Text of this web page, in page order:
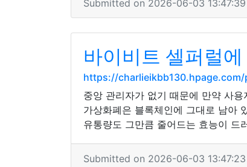
Submitted on 2026-06-03 13:47:39
바이비트 셀퍼럴
https://charlieikbb130.hpage.com/
중앙 관리자가 없기 때문에 만약 사
가상화폐은 블록체인에 그대로 남아
유통량도 그만큼 줄어드는 효능이 드
Submitted on 2026-06-03 13:47:23